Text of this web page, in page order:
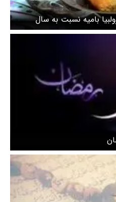
زولبیا بامیه نسبت به سال